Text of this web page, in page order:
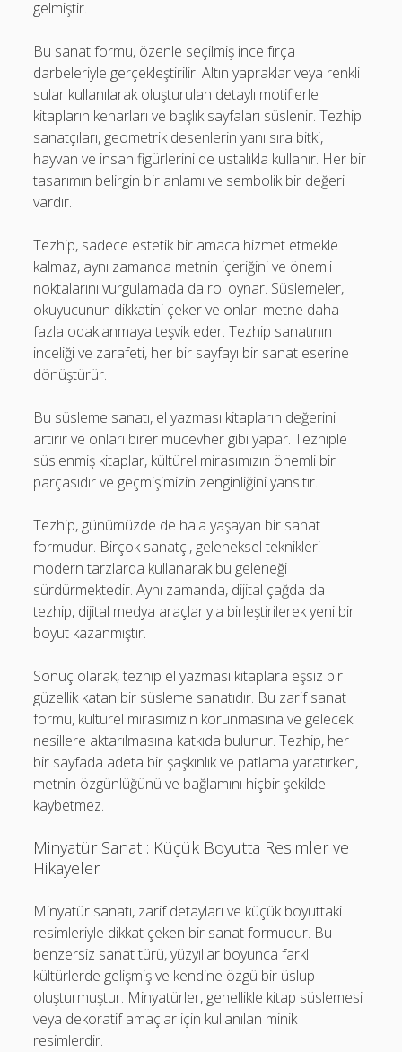
gelmiştir.
Bu sanat formu, özenle seçilmiş ince fırça
darbeleriyle gerçekleştirilir. Altın yapraklar veya renkli
sular kullanılarak oluşturulan detaylı motiflerle
kitapların kenarları ve başlık sayfaları süslenir. Tezhip
sanatçıları, geometrik desenlerin yanı sıra bitki,
hayvan ve insan figürlerini de ustalıkla kullanır. Her bir
tasarımın belirgin bir anlamı ve sembolik bir değeri
vardır.
Tezhip, sadece estetik bir amaca hizmet etmekle
kalmaz, aynı zamanda metnin içeriğini ve önemli
noktalarını vurgulamada da rol oynar. Süslemeler,
okuyucunun dikkatini çeker ve onları metne daha
fazla odaklanmaya teşvik eder. Tezhip sanatının
inceliği ve zarafeti, her bir sayfayı bir sanat eserine
dönüştürür.
Bu süsleme sanatı, el yazması kitapların değerini
artırır ve onları birer mücevher gibi yapar. Tezhiple
süslenmiş kitaplar, kültürel mirasımızın önemli bir
parçasıdır ve geçmişimizin zenginliğini yansıtır.
Tezhip, günümüzde de hala yaşayan bir sanat
formudur. Birçok sanatçı, geleneksel teknikleri
modern tarzlarda kullanarak bu geleneği
sürdürmektedir. Aynı zamanda, dijital çağda da
tezhip, dijital medya araçlarıyla birleştirilerek yeni bir
boyut kazanmıştır.
Sonuç olarak, tezhip el yazması kitaplara eşsiz bir
güzellik katan bir süsleme sanatıdır. Bu zarif sanat
formu, kültürel mirasımızın korunmasına ve gelecek
nesillere aktarılmasına katkıda bulunur. Tezhip, her
bir sayfada adeta bir şaşkınlık ve patlama yaratırken,
metnin özgünlüğünü ve bağlamını hiçbir şekilde
kaybetmez.
Minyatür Sanatı: Küçük Boyutta Resimler ve
Hikayeler
Minyatür sanatı, zarif detayları ve küçük boyuttaki
resimleriyle dikkat çeken bir sanat formudur. Bu
benzersiz sanat türü, yüzyıllar boyunca farklı
kültürlerde gelişmiş ve kendine özgü bir üslup
oluşturmuştur. Minyatürler, genellikle kitap süslemesi
veya dekoratif amaçlar için kullanılan minik
resimlerdir.